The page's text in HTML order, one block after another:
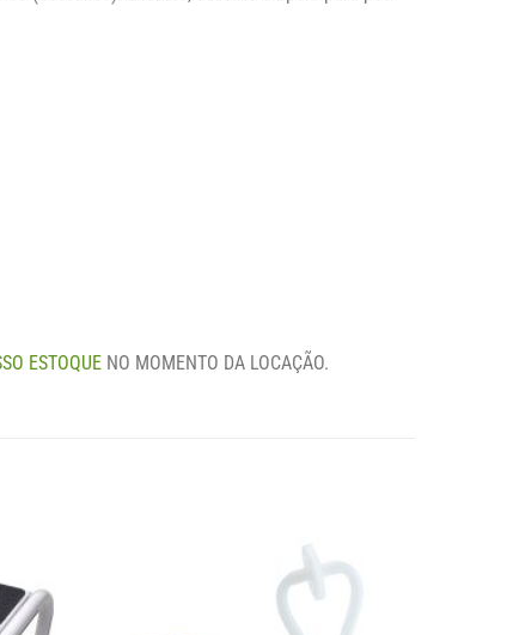
ESTOQUE NO MOMENTO DA LOCAÇÃO.